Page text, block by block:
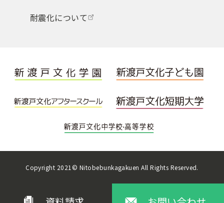
耐震化について
Copyright 2021© Nitobebunkagakuen All Rights Reserved.